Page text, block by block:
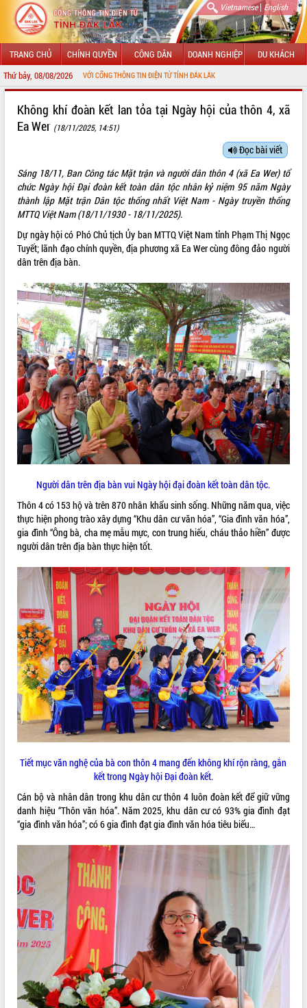
Vietnamese| English
TRANG CHỦ CHÍNH QUYỀN CÔNG DÂN DOANH NGHIỆP DU KHÁCH
Thứ bảy, 08/08/2026
MỪNG ĐẾN VỚI CỔNG THÔNG TIN ĐIỆN TỬ TỈNH ĐẮK LẮK
LÃNH ĐẠO UBND TỈNH
SỞ, BAN, NGÀNH
UBND CÁC XÃ, PHƯỜNG
THÔNG TIN CHỈ ĐẠO ĐIỀU HÀNH
HỆ THỐNG VĂN BẢN
VĂN BẢN HĐND TỈNH
ĐIỂM TIN VĂN BẢN
QUY HOẠCH - KẾ HOẠCH
VIDEO
Khám bệnh, cấp phát thuốc miễn phí
và tặng quà người dân xã Cư Pui
Hội nghị UBND tỉnh Đắk Lắk thường kỳ
tháng 7/2026
Lễ truy tặng danh hiệu “Bà Mẹ Việt
Nam Anh hùng” và trao Huân chương
Lao động
UBND tỉnh Đắk Lắk triển khai nhiệm
vụ 6 tháng cuối năm 2026
Kỳ họp thứ Hai, Hội đồng nhân dân
tỉnh khóa XI quyết nghị nhiều nội dung
quan trọng
Bí thư Tỉnh ủy Lương Nguyễn Minh
Triết thăm, tặng quà người có công với
cách mạng
Rà soát, hoàn thiện hệ thống thiết chế
ALBUM ẢNH
Không khí đoàn kết lan tỏa tại Ngày hội của thôn 4, xã
Ea Wer (18/11/2025, 14:51)
Đọc bài viết
Sáng 18/11, Ban Công tác Mặt trận và người dân thôn 4 (xã Ea Wer) tổ
chức Ngày hội Đại đoàn kết toàn dân tộc nhân kỷ niệm 95 năm Ngày
thành lập Mặt trận Dân tộc thống nhất Việt Nam - Ngày truyền thống
MTTQ Việt Nam (18/11/1930 - 18/11/2025).
Dự ngày hội có Phó Chủ tịch Ủy ban MTTQ Việt Nam tỉnh Phạm Thị Ngọc
Tuyết; lãnh đạo chính quyền, địa phương xã Ea Wer cùng đông đảo người
dân trên địa bàn.
Người dân trên địa bàn vui Ngày hội đại đoàn kết toàn dân tộc.
Thôn 4 có 153 hộ và trên 870 nhân khẩu sinh sống. Những năm qua, việc
thực hiện phong trào xây dựng “Khu dân cư văn hóa”, “Gia đình văn hóa”,
gia đình “Ông bà, cha mẹ mẫu mực, con trung hiếu, cháu thảo hiền” được
người dân trên địa bàn thực hiện tốt.
Tiết mục văn nghệ của bà con thôn 4 mang đến không khí rộn ràng, gắn
kết trong Ngày hội Đại đoàn kết.
Cán bộ và nhân dân trong khu dân cư thôn 4 luôn đoàn kết để giữ vững
danh hiệu “Thôn văn hóa”. Năm 2025, khu dân cư có 93% gia đình đạt
“gia đình văn hóa”; có 6 gia đình đạt gia đình văn hóa tiêu biểu…